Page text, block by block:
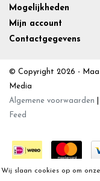
Mogelijkheden
Mijn account
Contactgegevens
© Copyright 2026 -
Media
Algemene voorwaarden
Feed
Wij slaan cookies op om